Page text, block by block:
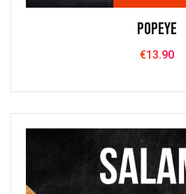
Popeye
€13.90